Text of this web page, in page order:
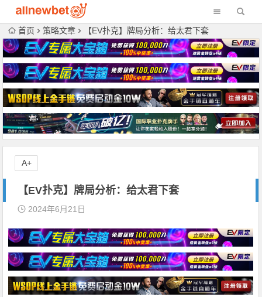
首页 策略文章 【EV扑克】牌局分析：给太君下套
【EV扑克】牌局分析：给太君下套
2024年6月21日
A+